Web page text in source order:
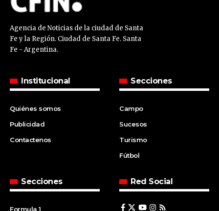
Agencia de Noticias de la ciudad de Santa
Fe y la Región. Ciudad de Santa Fe. Santa
Fe - Argentina.
Institucional
Quiénes somos
Publicidad
Contactenos
Secciones
Campo
Sucesos
Turismo
Fútbol
Secciones
Formula 1
Red Social